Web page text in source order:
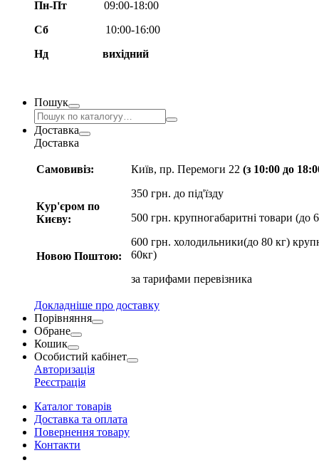
Пн-Пт
09:00-18:00
Сб
10:00-16:00
Нд вихідний
Пошук
Доставка
Доставка
Самовивіз:
Кур'єром по
Києву:
Новою Поштою:
Київ, пр. Перемоги 22 (з 10:00 до
350 грн. до під'їзду
500 грн. крупногабаритні товари (до
600 грн. холодильники(до 80 кг)
60кг)
за тарифами перевізника
Докладніше про доставку
Порівняння
Обране
Кошик
Особистий кабінет
Авторизація
Реєстрація
Каталог товарів
Доставка та оплата
Повернення товару
Контакти